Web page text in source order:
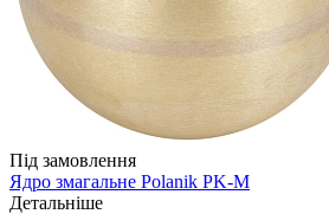
Під замовлення
Ядро змагальне Polanik PK-M
Детальніше